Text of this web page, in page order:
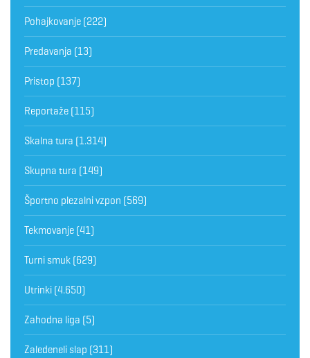
Pohajkovanje (222)
Predavanja (13)
Pristop (137)
Reportaže (115)
Skalna tura (1.314)
Skupna tura (149)
Športno plezalni vzpon (569)
Tekmovanje (41)
Turni smuk (629)
Utrinki (4.650)
Zahodna liga (5)
Zaledeneli slap (311)